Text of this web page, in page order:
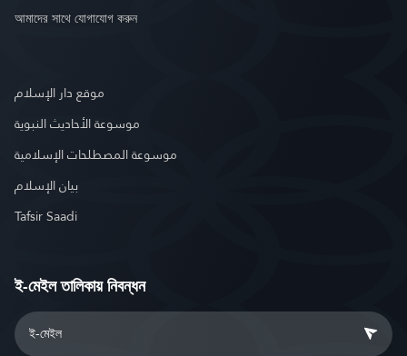
আমাদের সাথে যোগাযোগ করুন
موقع دار الإسلام
موسوعة الأحاديث النبوية
موسوعة المصطلحات الإسلامية
بيان الإسلام
Tafsir Saadi
ই-মেইল তালিকায় নিবন্ধন